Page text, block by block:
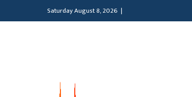
Saturday August 8, 2026 |